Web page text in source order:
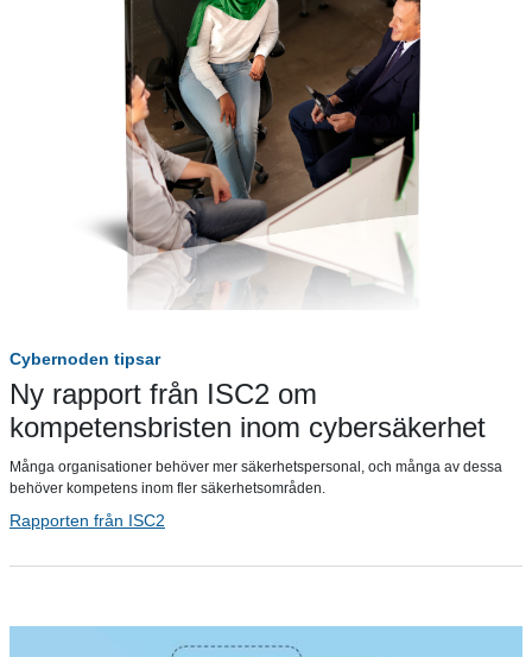
Cybernoden tipsar
Ny rapport från ISC2 om
kompetensbristen inom cybersäkerhet
Många organisationer behöver mer säkerhetspersonal, och många av dessa
behöver kompetens inom fler säkerhetsområden.
Rapporten från ISC2